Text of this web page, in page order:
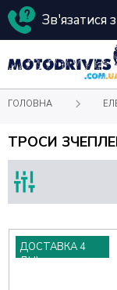
Зв'язатися
ГОЛОВНА
ТРОСИ
ДОСТАВКА 4
ДНІ